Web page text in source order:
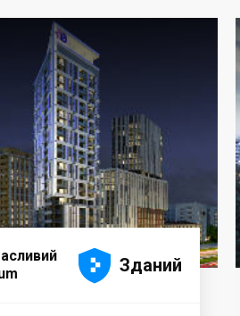




 Зданий